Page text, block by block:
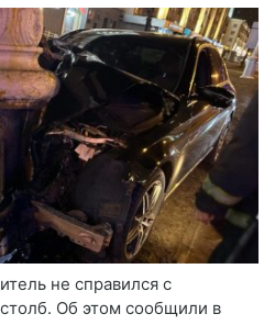
не справился с
Об этом сообщили в